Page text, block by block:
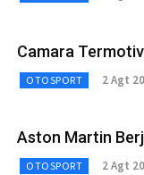
Camara
OTOSPORT 2 Agt
Aston Martin
OTOSPORT 2 Agt